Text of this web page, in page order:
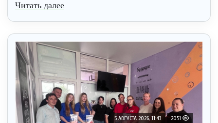
Читать далее
5 АВГУСТА 2026, 11:43 2051